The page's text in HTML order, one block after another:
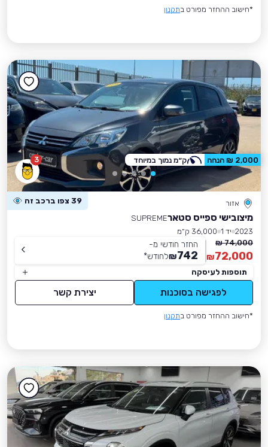
*חישוב ההחזר מפורט בתקנון
3
אזור 39 צפו ברכב זה
מיצובישי ספייס סטארSUPREME
2023 יד 1
36,000 ק״מ
74,000 ₪
72,000
₪
החזר חודשי מ-
742
₪לחודש*
תוספות לעיסקה
לפגישה בסוכנות יצירת קשר
*חישוב ההחזר מפורט בתקנון
2,000 ₪ הנחה ק״מ נמוך במיוחד